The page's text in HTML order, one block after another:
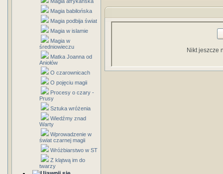
Magia babilońska
Magia podbija świat
Magia w islamie
Magia w
średniowieczu
Matka Joanna od
Aniołów
O czarownicach
O pojęciu magii
Procesy o czary -
Prusy
Sztuka wróżenia
Wiedźmy znad
Warty
Wprowadzenie w
świat czarnej magii
Wróżbiarstwo w ST
Z klątwą im do
twarzy
Nikt jeszcze